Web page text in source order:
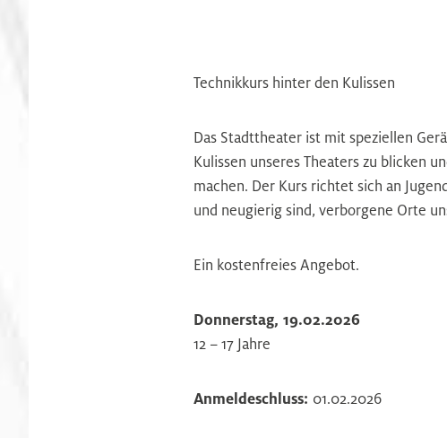
Technikkurs hinter den Kulissen
Das Stadttheater ist mit speziellen
Kulissen unseres Theaters zu blicken
machen. Der Kurs richtet sich an
und neugierig sind, verborgene Orte
Ein kostenfreies Angebot.
Donnerstag, 19.02.2026
12 – 17 Jahre
Anmeldeschluss: 01.02.2026